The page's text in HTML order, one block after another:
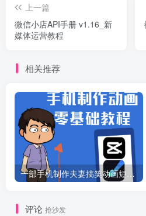
上一篇
微信小店API手册 v1.16_新
媒体运营教程
相关推荐
一部手机制作夫妻搞笑动画短视频教程，零基础也能快速上手
评论 抢沙发